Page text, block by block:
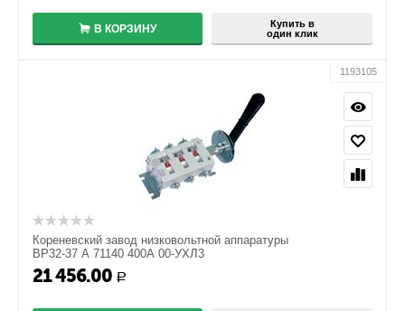
В КОРЗИНУ
Купить в
один клик
1193105
Кореневский завод низковольтной аппаратуры
ВР32-37 А 71140 400А 00-УХЛ3
21 456.00 Р